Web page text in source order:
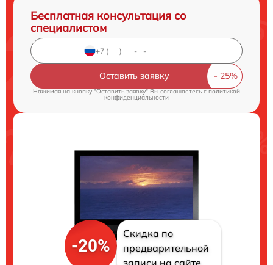
Бесплатная консультация со
специалистом
Оставить заявку
Нажимая на кнопку "Оставить заявку" Вы соглашаетесь c политикой
конфиденциальности
-20%
Скидка по
предварительной